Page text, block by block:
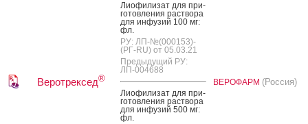
Веротрексед®
Ли­офи­лизат для при­
готов­ле­ния рас­тво­ра
для ин­фу­зий 100 мг:
фл.
РУ: ЛП-№(000153)-
(РГ-RU) от 05.03.21
Предыдущий РУ:
ЛП-004688
Ли­офи­лизат для при­
готов­ле­ния рас­тво­ра
для ин­фу­зий 500 мг:
фл.
ВЕРОФАРМ (Россия)